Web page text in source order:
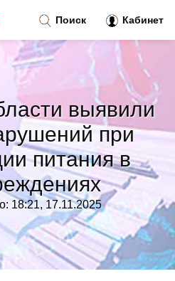
выявили
при
питания в
18:21, 17.11.2025
Поиск Кабинет